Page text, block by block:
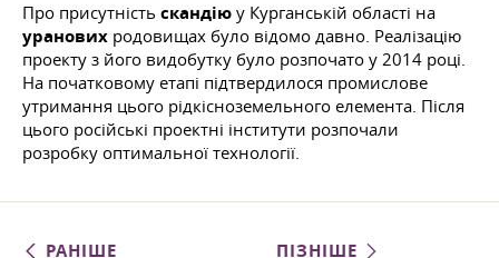
Про присутність скандію у Курганській області на
уранових родовищах було відомо давно. Реалізацію
проекту з його видобутку було розпочато у 2014 році.
На початковому етапі підтвердилося промислове
утримання цього рідкісноземельного елемента. Після
цього російські проектні інститути розпочали
розробку оптимальної технології.
РАНІШЕ ПІЗНІШЕ